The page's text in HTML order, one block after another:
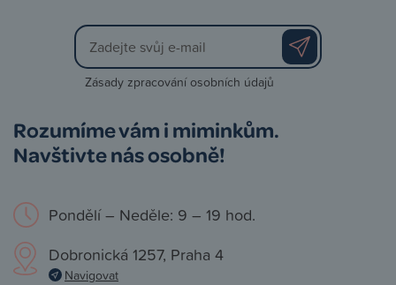
Zásady zpracování osobních údajů
Rozumíme vám i miminkům.
Navštivte nás osobně!
Pondělí – Neděle: 9 – 19 hod.
Dobronická 1257, Praha 4
Navigovat